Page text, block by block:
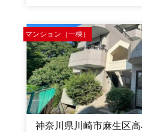
マンション（一棟）
神奈川県川崎市麻生区